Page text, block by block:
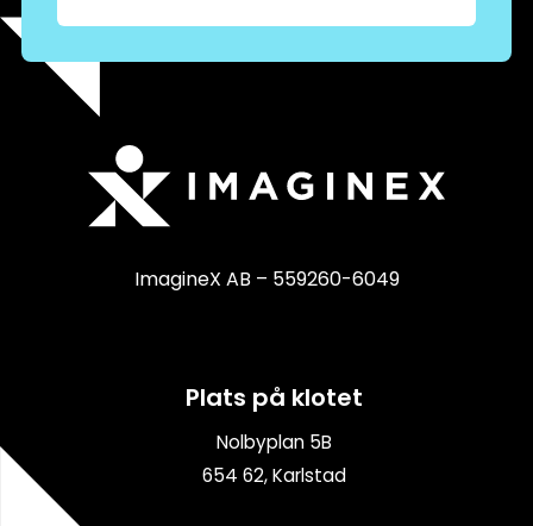
ImagineX AB – 559260-6049
Plats på klotet
Nolbyplan 5B
654 62, Karlstad